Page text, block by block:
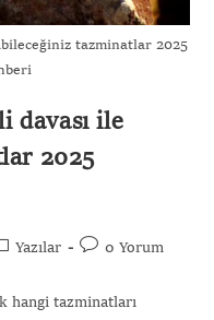
tazminatlar 2025
davası ile
2025
Yazılar 0 Yorum
hangi tazminatları